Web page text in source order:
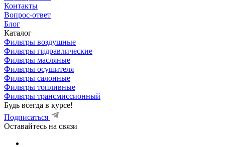
Контакты
Вопрос-ответ
Блог
Каталог
Фильтры воздушные
Фильтры гидравлические
Фильтры масляные
Фильтры осушителя
Фильтры салонные
Фильтры топливные
Фильтры трансмиссионный
Будь всегда в курсе!
Подписаться
Оставайтесь на связи